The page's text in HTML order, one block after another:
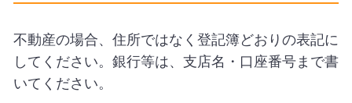
不動産の場合、住所ではなく登記簿どおりの表記に
してください。銀行等は、支店名・口座番号まで書
いてください。